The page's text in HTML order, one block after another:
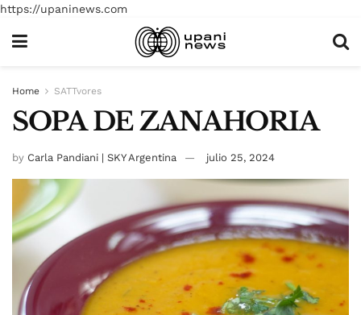
https://upaninews.com
Home SATTvores
SOPA DE ZANAHORIA
by Carla Pandiani | SKY Argentina julio 25, 2024